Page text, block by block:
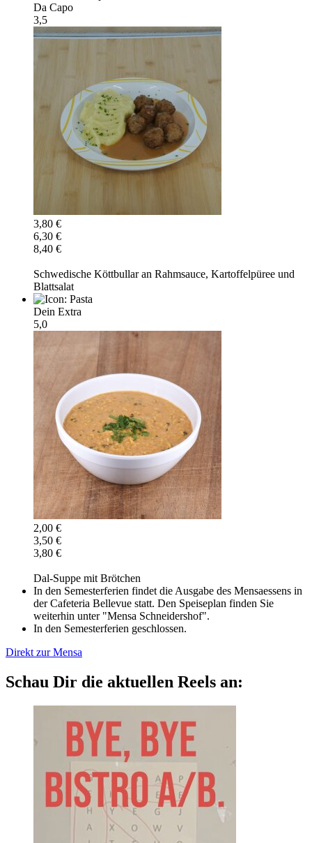
Da Capo
3,5
3,80 €
6,30 €
8,40 €
Schwedische Köttbullar an Rahmsauce, Kartoffelpüree und
Blattsalat
Dein Extra
5,0
2,00 €
3,50 €
3,80 €
Dal-Suppe mit Brötchen
In den Semesterferien findet die Ausgabe des Mensaessens in
der Cafeteria Bellevue statt. Den Speiseplan finden Sie
weiterhin unter "Mensa Schneidershof".
In den Semesterferien geschlossen.
Direkt zur Mensa
Schau Dir die aktuellen Reels an: